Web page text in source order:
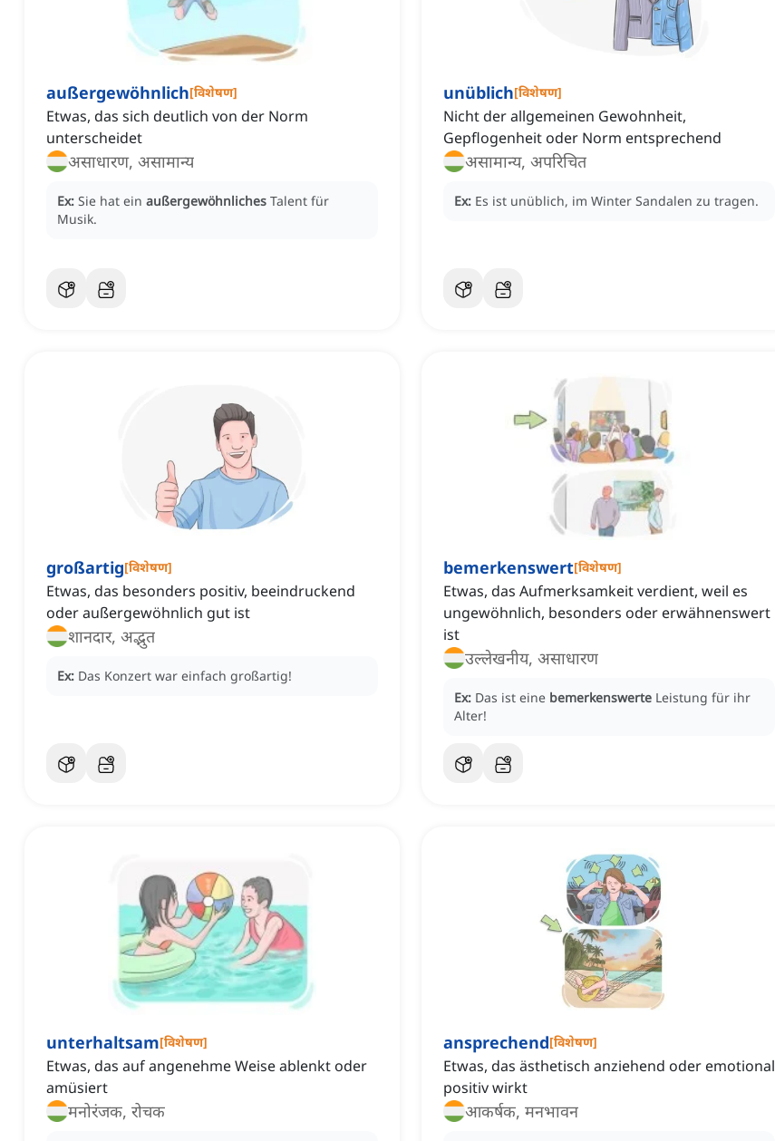
außergewöhnlich[विशेषण]
Etwas, das sich deutlich von der Norm
unterscheidet
असाधारण, असामान्य
Ex: Sie hat ein außergewöhnliches Talent für
Musik.
unüblich[विशेषण]
Nicht der allgemeinen Gewohnheit,
Gepflogenheit oder Norm entsprechend
असामान्य, अपरिचित
Ex: Es ist unüblich, im Winter Sandalen zu tragen.
großartig[विशेषण]
Etwas, das besonders positiv, beeindruckend
oder außergewöhnlich gut ist
शानदार, अद्भुत
Ex: Das Konzert war einfach großartig!
bemerkenswert[विशेषण]
Etwas, das Aufmerksamkeit verdient, weil es
ungewöhnlich, besonders oder erwähnenswert
ist
उल्लेखनीय, असाधारण
Ex: Das ist eine bemerkenswerte Leistung für ihr
Alter!
unterhaltsam[विशेषण]
Etwas, das auf angenehme Weise ablenkt oder
amüsiert
मनोरंजक, रोचक
ansprechend[विशेषण]
Etwas, das ästhetisch anziehend oder emotional
positiv wirkt
आकर्षक, मनभावन